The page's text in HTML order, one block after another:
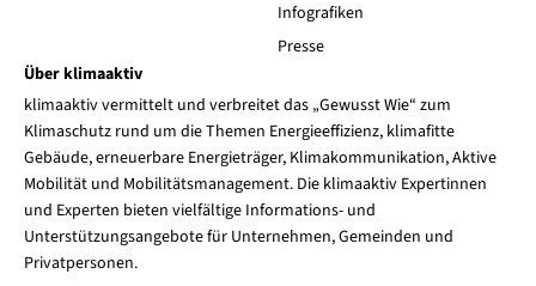
Infografiken
Presse
Über klimaaktiv
klimaaktiv vermittelt und verbreitet das „Gewusst Wie“ zum
Klimaschutz rund um die Themen Energieeffizienz, klimafitte
Gebäude, erneuerbare Energieträger, Klimakommunikation, Aktive
Mobilität und Mobilitätsmanagement. Die klimaaktiv Expertinnen
und Experten bieten vielfältige Informations- und
Unterstützungsangebote für Unternehmen, Gemeinden und
Privatpersonen.